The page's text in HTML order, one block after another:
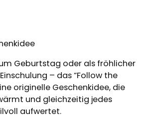
Geburtstag oder als fröhlicher
– das “Follow the
originelle Geschenkidee, die
und gleichzeitig jedes
aufwertet.